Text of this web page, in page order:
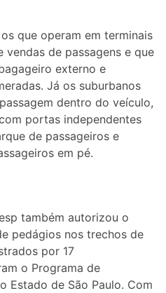
que operam em terminais
de passagens e que
externo e
Já os suburbanos
dentro do veículo,
portas independentes
de passageiros e
em pé.
também autorizou o
pedágios nos trechos de
por 17
o Programa de
Estado de São Paulo. Com